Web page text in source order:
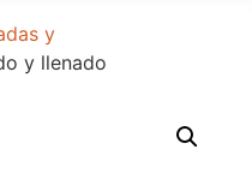
y
y llenado